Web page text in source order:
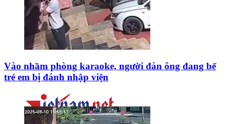
Vào nhầm phòng karaoke, người đàn ông đang bế
trẻ em bị đánh nhập viện